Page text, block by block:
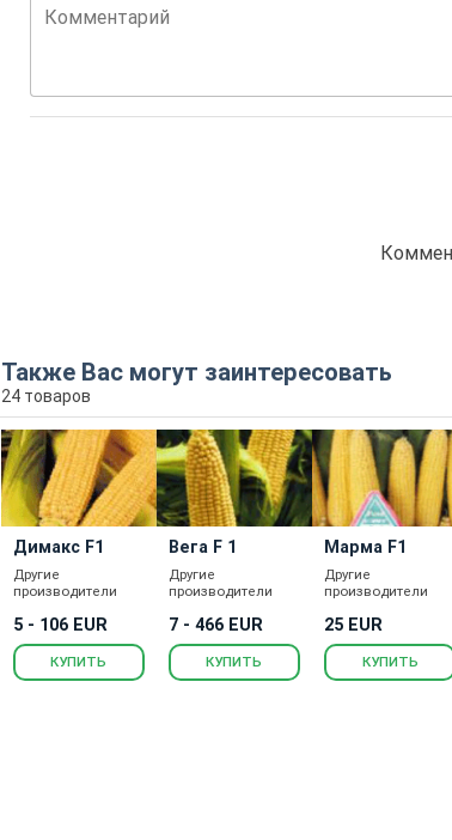
Комментарий
Также Вас могут заинтересовать
24 товаров
Димакс F1
Другие
производители
5 - 106 EUR
КУПИТЬ
Вега F 1
Другие
производители
7 - 466 EUR
КУПИТЬ
Марма F1
Другие
производители
25 EUR
КУПИТЬ